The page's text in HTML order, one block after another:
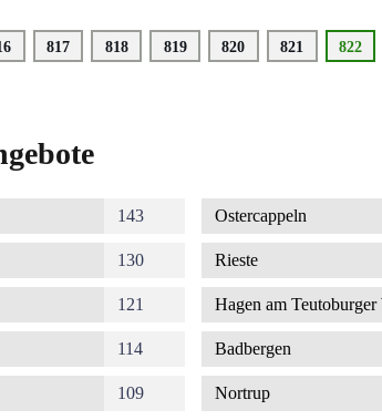
Seite
817 Seite
818 Seite
819 Seite
820 Seite
821
Seite
822
143
130
121
114
109
Ostercappeln
Rieste
Hagen am Teutoburger
Badbergen
Nortrup